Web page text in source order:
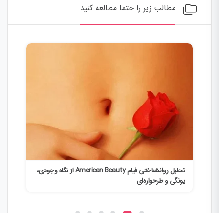
مطالب زیر را حتما مطالعه کنید
تحلیل روانشناختی فیلم American Beauty از نگاه وجودی،
یونگی و طرحواره‌ای